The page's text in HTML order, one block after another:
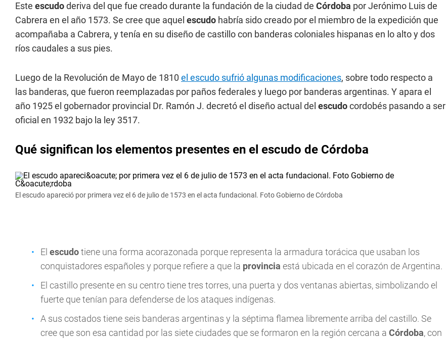
Este escudoderiva del que fue creado durante la fundación de la ciudad de Córdoba por Jerónimo Luis de
Cabrera en el año 1573. Se cree que aquel escudo habría sido creado por el miembro de la expedición que
acompañaba a Cabrera, y tenía en su diseño de castillo con banderas coloniales hispanas en lo alto y dos
ríos caudales a sus pies.
Luego de la Revolución de Mayo de 1810 el escudo sufrió algunas modificaciones, sobre todo respecto a
las banderas, que fueron reemplazadas por paños federales y luego por banderas argentinas. Y apara el
año 1925 el gobernador provincial Dr. Ramón J. decretó el diseño actual del escudocordobés pasando a ser
oficial en 1932 bajo la ley 3517.
Qué significan los elementos presentes en el escudo de Córdoba
El escudo apareció por primera vez el 6 de julio de 1573 en el acta fundacional. Foto Gobierno de Córdoba
El escudotiene una forma acorazonada porque representa la armadura torácica que usaban los
conquistadores españoles y porque refiere a que la provincia está ubicada en el corazón de Argentina.
El castillo presente en su centro tiene tres torres, una puerta y dos ventanas abiertas, simbolizando el
fuerte que tenían para defenderse de los ataques indígenas.
A sus costados tiene seis banderas argentinas y la séptima flamea libremente arriba del castillo. Se
cree que son esa cantidad por las siete ciudades que se formaron en la región cercana a Córdoba, con